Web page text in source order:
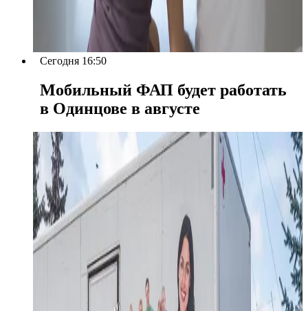
Сегодня 16:50
Мобильный ФАП будет работать
в Одинцове в августе